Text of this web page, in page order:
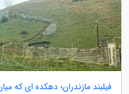
فیلبند مازندران؛ دهکده ای که